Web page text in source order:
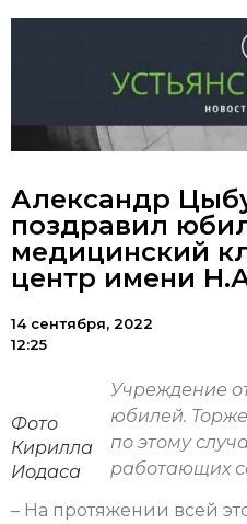
Александр
поздравил
медицинский
центр имени
14 сентября, 2022
12:25
Фото
Кирилла
Иодаса
Учреждение
юбилей.
по этому
работающих
– На протяжении всей